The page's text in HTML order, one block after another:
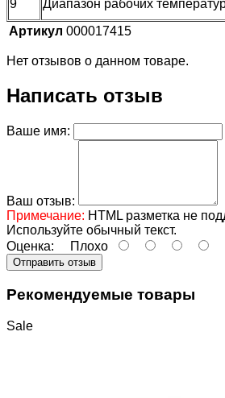
9
Диапазон рабочих
Артикул 000017415
Нет отзывов о данном товаре.
Написать отзыв
Ваше имя:
Ваш отзыв:
Примечание: HTML разметка не
Используйте обычный текст.
Оценка: Плохо
Отправить отзыв
Рекомендуемые товары
Sale